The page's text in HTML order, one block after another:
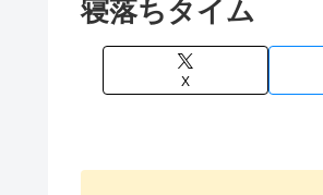
寝落ちタイム
X